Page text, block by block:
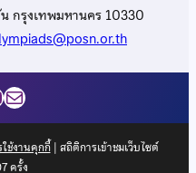
กรุงเทพมหานคร 10330
Mail
ช้งานคุกกี้| สถิติการเข้าชมเว็บไซต์
ครั้ง